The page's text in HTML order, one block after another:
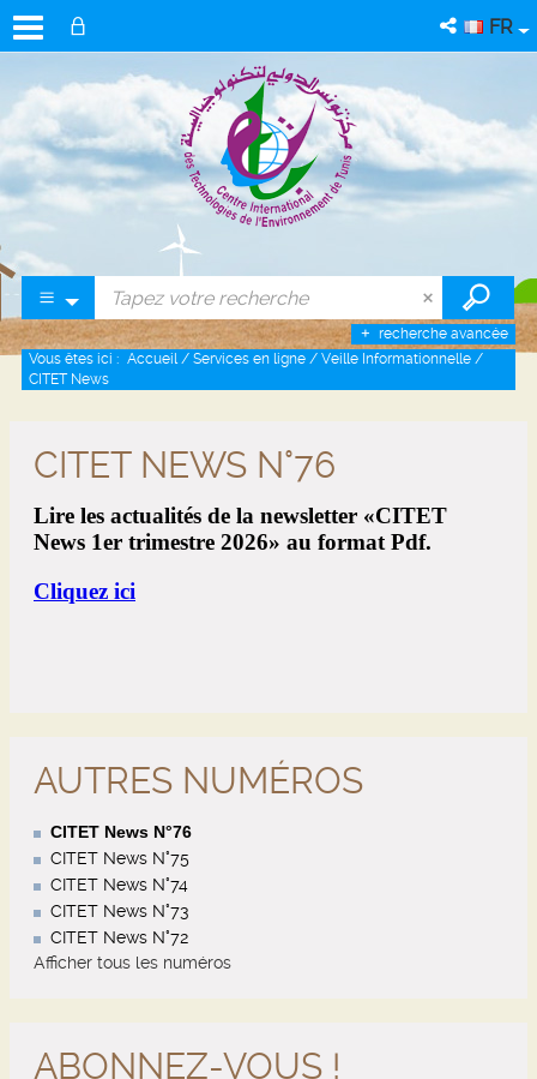
FR
recherche avancée
Vous êtes ici : Accueil / Services en ligne / Veille Informationnelle /
CITET News
CITET NEWS N°76
AUTRES NUMÉROS
CITET News N°76
CITET News N°75
CITET News N°74
CITET News N°73
CITET News N°72
Afficher tous les numéros
ABONNEZ-VOUS !